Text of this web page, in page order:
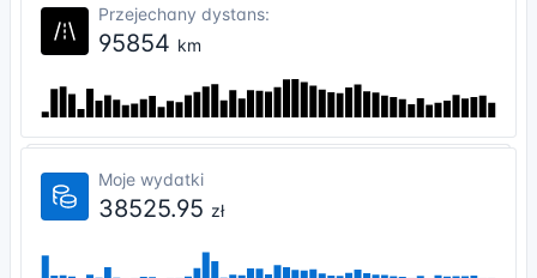
Przejechany dystans:
95854 km
Moje wydatki
38525.95 zł